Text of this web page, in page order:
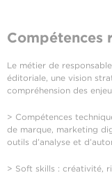
Compétences
Le métier de
éditoriale, une vision
compréhension des
> Compétences
de marque, marketing
outils d’analyse et
> Soft skills : créativité,